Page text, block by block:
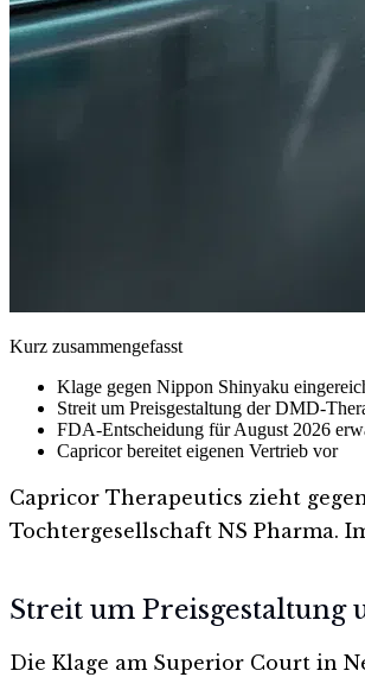
Kurz zusammengefasst
Klage gegen Nippon Shinyaku
Streit um Preisgestaltung der DMD-
FDA-Entscheidung für August 2026
Capricor bereitet eigenen Vertrieb vor
Capricor Therapeutics zieht
Tochtergesellschaft NS Pharma.
Streit um Preisgestaltung
Die Klage am Superior Court in